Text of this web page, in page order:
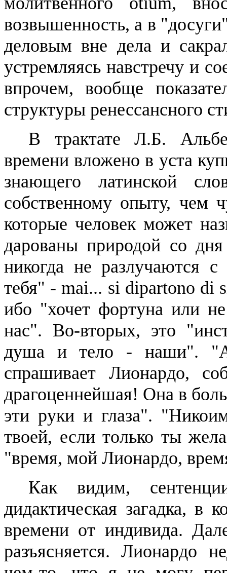
возвышенность, а в
деловым вне дела и
устремляясь навстречу и
впрочем, вообще
структуры ренессансного
В трактате Л.Б.
времени вложено в уста
знающего латинской
собственному опыту, чем
которые человек может
дарованы природой со
никогда не разлучаются
тебя" -mai... si dipartono di
ибо "хочет фортуна или
нас". Во-вторых, это
душа и тело - наши".
спрашивает Лионардо,
драгоценнейшая! Она в
эти руки и глаза".
твоей, если только ты
"время, мой Лионардо,
Как видим,
дидактическая загадка, в
времени от индивида.
разъясняется.Лионардо